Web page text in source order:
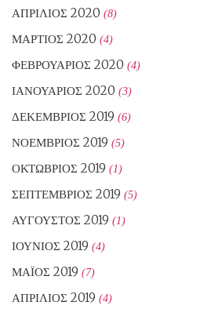
ΑΠΡΊΛΙΟΣ 2020 (8)
ΜΆΡΤΙΟΣ 2020 (4)
ΦΕΒΡΟΥΆΡΙΟΣ 2020 (4)
ΙΑΝΟΥΆΡΙΟΣ 2020 (3)
ΔΕΚΈΜΒΡΙΟΣ 2019 (6)
ΝΟΈΜΒΡΙΟΣ 2019 (5)
ΟΚΤΏΒΡΙΟΣ 2019 (1)
ΣΕΠΤΈΜΒΡΙΟΣ 2019 (5)
ΑΎΓΟΥΣΤΟΣ 2019 (1)
ΙΟΎΝΙΟΣ 2019 (4)
ΜΆΙΟΣ 2019 (7)
ΑΠΡΊΛΙΟΣ 2019 (4)